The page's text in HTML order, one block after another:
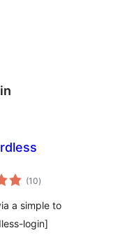
(10celkové
hodnotenie
)
a simple to
login]